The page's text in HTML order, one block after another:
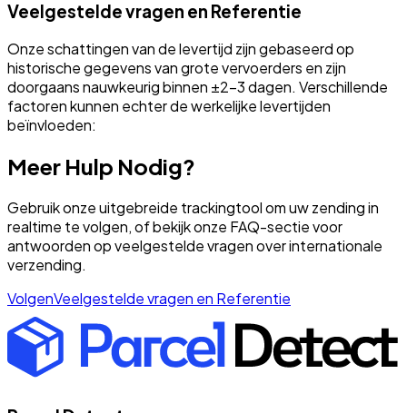
Veelgestelde vragen en Referentie
Onze schattingen van de levertijd zijn gebaseerd op
historische gegevens van grote vervoerders en zijn
doorgaans nauwkeurig binnen ±2-3 dagen. Verschillende
factoren kunnen echter de werkelijke levertijden
beïnvloeden:
Meer Hulp Nodig?
Gebruik onze uitgebreide trackingtool om uw zending in
realtime te volgen, of bekijk onze FAQ-sectie voor
antwoorden op veelgestelde vragen over internationale
verzending.
VolgenVeelgestelde vragen en Referentie